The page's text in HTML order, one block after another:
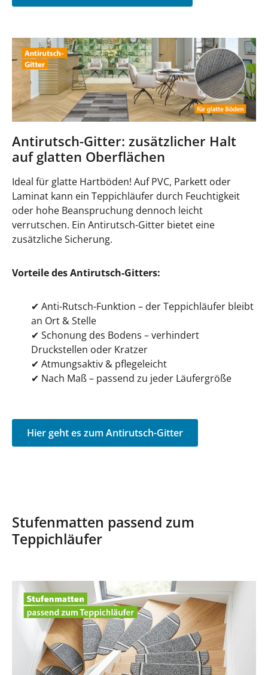
Antirutsch-Gitter: zusätzlicher Halt
auf glatten Oberflächen
Ideal für glatte Hartböden! Auf PVC, Parkett oder
Laminat kann ein Teppichläufer durch Feuchtigkeit
oder hohe Beanspruchung dennoch leicht
verrutschen. Ein Antirutsch-Gitter bietet eine
zusätzliche Sicherung.
Vorteile des Antirutsch-Gitters:
✔ Anti-Rutsch-Funktion – der Teppichläufer bleibt
an Ort & Stelle
✔ Schonung des Bodens – verhindert
Druckstellen oder Kratzer
✔ Atmungsaktiv & pflegeleicht
✔ Nach Maß – passend zu jeder Läufergröße
Hier geht es zum Antirutsch-Gitter
Stufenmatten passend zum
Teppichläufer